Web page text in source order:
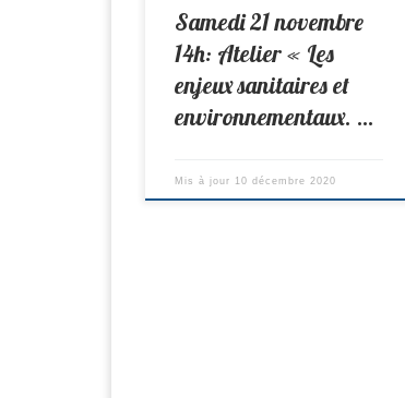
Samedi 21 novembre
14h: Atelier « Les
enjeux sanitaires et
environnementaux. …
Mis à jour 10 décembre 2020